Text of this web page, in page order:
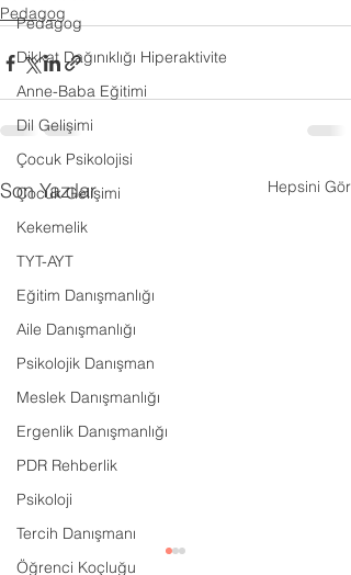
Pedagog
Dikkat Dağınıklığı Hiperaktivite
Anne-Baba Eğitimi
Dil Gelişimi
Çocuk Psikolojisi
Çocuk Gelişimi
Kekemelik
TYT-AYT
Eğitim Danışmanlığı
Aile Danışmanlığı
Psikolojik Danışman
Meslek Danışmanlığı
Ergenlik Danışmanlığı
PDR Rehberlik
Psikoloji
Tercih Danışmanı
Öğrenci Koçluğu
Pedagog
Son Yazılar Hepsini Gör